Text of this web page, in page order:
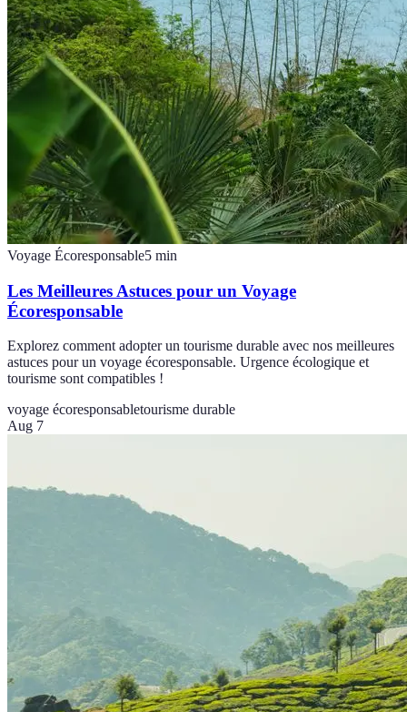
Voyage Écoresponsable5 min
Les Meilleures Astuces pour un Voyage
Écoresponsable
Explorez comment adopter un tourisme durable avec nos meilleures
astuces pour un voyage écoresponsable. Urgence écologique et
tourisme sont compatibles !
voyage écoresponsabletourisme durable
Aug 7